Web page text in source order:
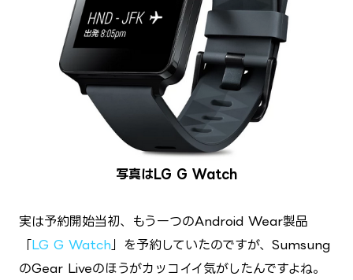
写真はLG G Watch
実は予約開始当初、もう一つのAndroid Wear製品
「LG G Watch 」を予約していたのですが、Sumsung
のGear Liveのほうがカッコイイ気がしたんですよね。